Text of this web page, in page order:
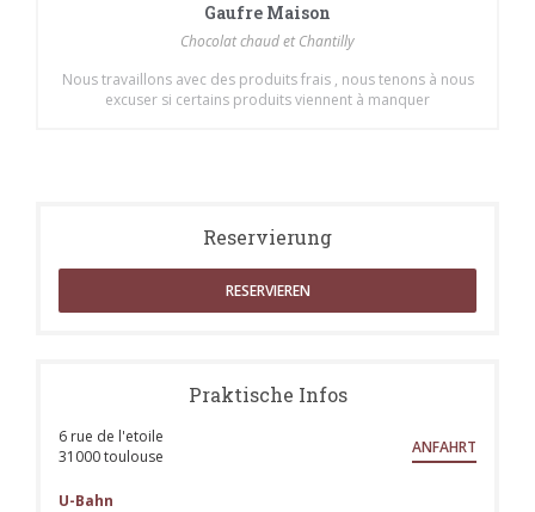
Gaufre Maison
Chocolat chaud et Chantilly
Nous travaillons avec des produits frais , nous tenons à nous
excuser si certains produits viennent à manquer
Reservierung
RESERVIEREN
Praktische Infos
6 rue de l'etoile
31000 toulouse
ANFAHRT
U-Bahn